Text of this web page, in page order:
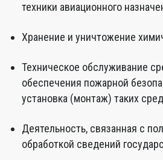
техники авиационного
Хранение и уничтожение
Техническое обслуживание
обеспечения пожарной
установка (монтаж) таких
Деятельность, связанная с
обработкой сведений